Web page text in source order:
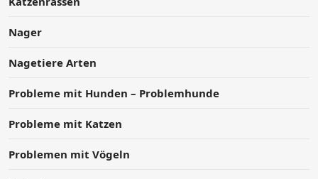
Nager
Nagetiere Arten
Probleme mit Hunden – Problemhunde
Probleme mit Katzen
Problemen mit Vögeln